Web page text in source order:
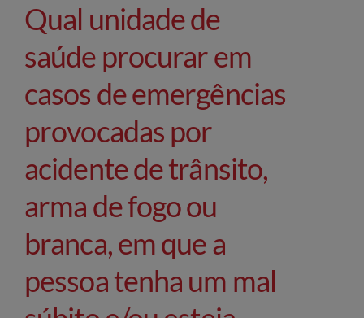
Qual unidade de
saúde procurar em
casos de emergências
provocadas por
acidente de trânsito,
arma de fogo ou
branca, em que a
pessoa tenha um mal